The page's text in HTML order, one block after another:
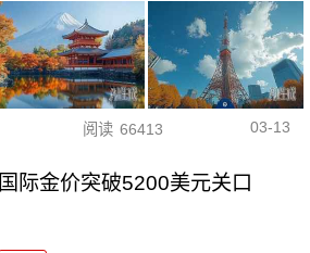
阅读 66413 03-13
国际金价突破5200美元关口